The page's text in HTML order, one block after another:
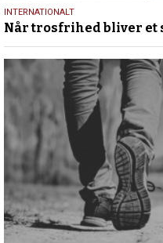
29.
juni
2026
INTERNATIONALT
Når trosfrihed bliver et